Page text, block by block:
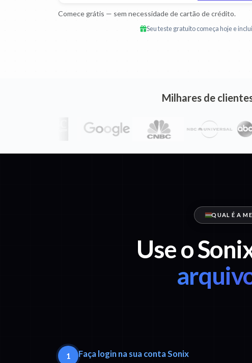
Comece grátis — sem necessidade de cartão de crédito.
Seu teste gratuito começa hoje e
Milhares de
QUAL É A
Use o
1 Faça login na sua conta Sonix